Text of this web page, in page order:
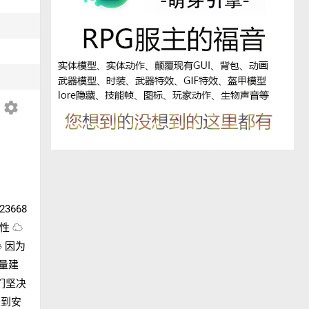
settings
性 ☁
因为
建
坚决
安